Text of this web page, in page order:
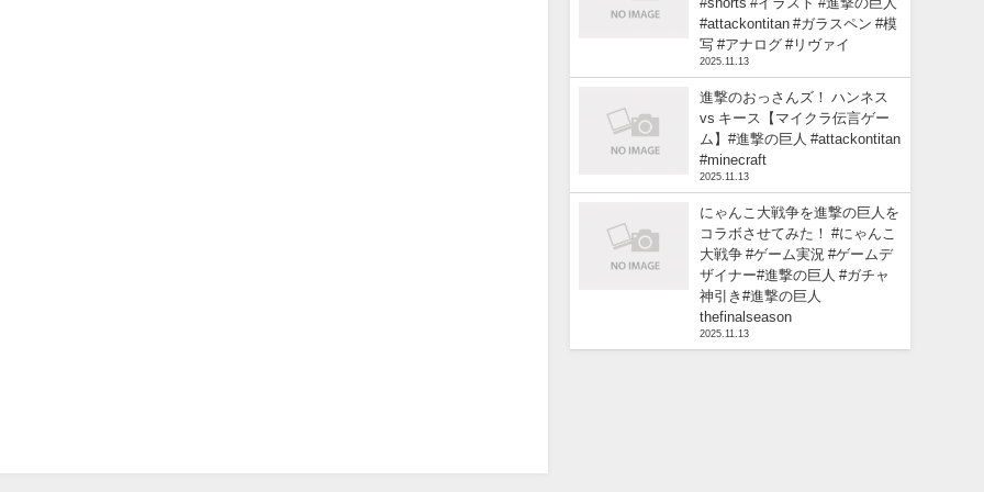
#attackontitan #ガラスペン #模
写 #アナログ #リヴァイ
2025.11.13
進撃のおっさんズ！ ハンネス
vs キース【マイクラ伝言ゲー
ム】#進撃の巨人 #attackontitan
#minecraft
2025.11.13
にゃんこ大戦争を進撃の巨人を
コラボさせてみた！ #にゃんこ
大戦争 #ゲーム実況 #ゲームデ
ザイナー#進撃の巨人 #ガチャ
神引き#進撃の巨人
thefinalseason
2025.11.13